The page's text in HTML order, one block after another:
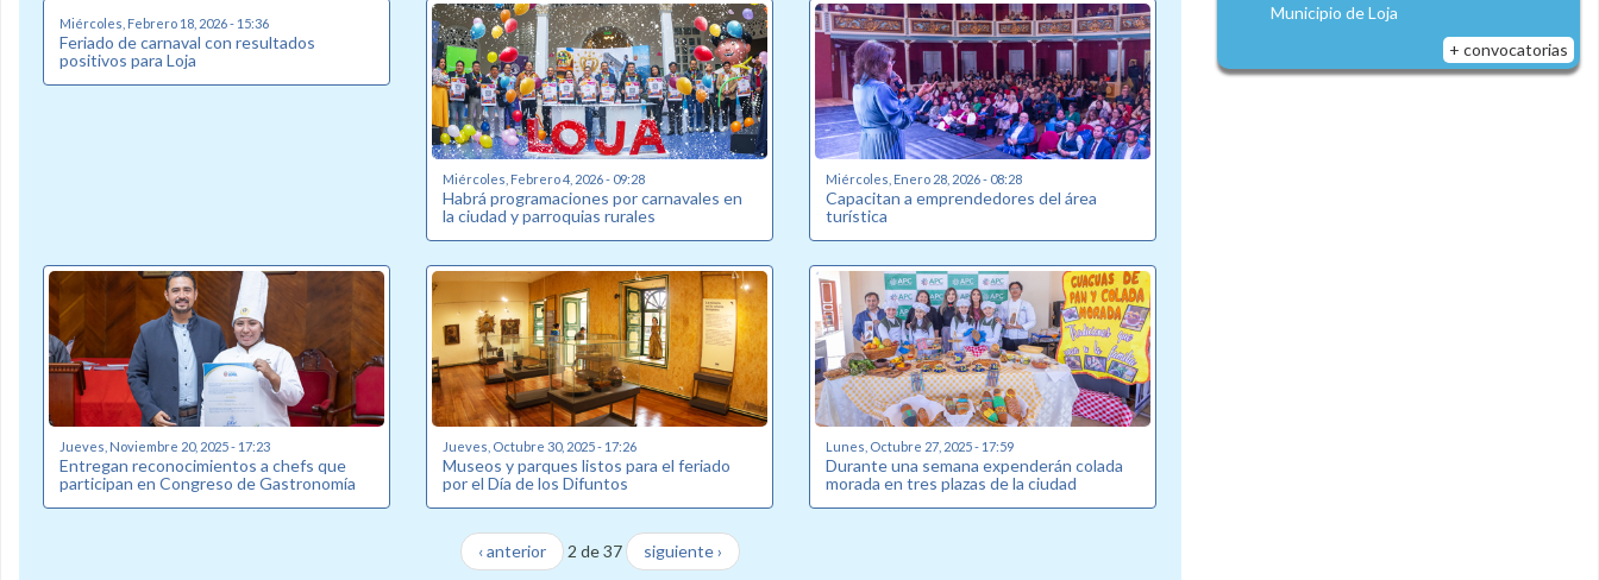
Miércoles, Febrero 18, 2026 - 15:36
Feriado de carnaval con resultados
positivos para Loja
Miércoles, Febrero 4, 2026 - 09:28
Habrá programaciones por carnavales en
la ciudad y parroquias rurales
Miércoles, Enero 28, 2026 - 08:28
Capacitan a emprendedores del área
turística
Jueves, Noviembre 20, 2025 - 17:23
Entregan reconocimientos a chefs que
participan en Congreso de Gastronomía
Jueves, Octubre 30, 2025 - 17:26
Museos y parques listos para el feriado
por el Día de los Difuntos
Lunes, Octubre 27, 2025 - 17:59
Durante una semana expenderán colada
morada en tres plazas de la ciudad
‹ anterior 2 de 37 siguiente ›
Municipio de Loja
+ convocatorias